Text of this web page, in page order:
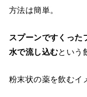
方法は簡単。
スプーンですくった
水で流し込むという
粉末状の薬を飲むイ